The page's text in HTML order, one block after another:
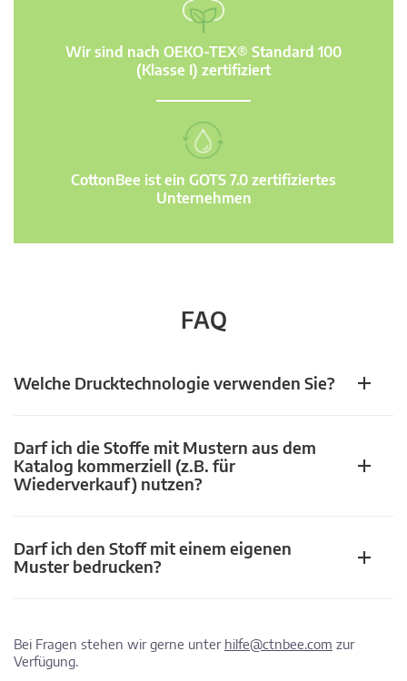
Wir sind nach OEKO-TEX® Standard 100
(Klasse I) zertifiziert
CottonBee ist ein GOTS 7.0 zertifiziertes
Unternehmen
FAQ
Welche Drucktechnologie verwenden Sie?
Darf ich die Stoffe mit Mustern aus dem
Katalog kommerziell (z.B. für
Wiederverkauf) nutzen?
Darf ich den Stoff mit einem eigenen
Muster bedrucken?
Bei Fragen stehen wir gerne unter hilfe@ctnbee.com zur
Verfügung.